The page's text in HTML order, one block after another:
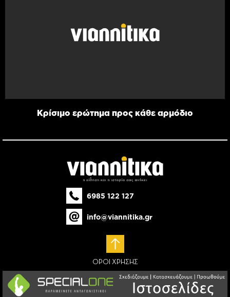
Κρίσιμο ερώτημα προς κάθε αρμόδιο
6985 122 127
info@viannitika.gr
ΟΡΟΙ ΧΡΗΣΗΣ